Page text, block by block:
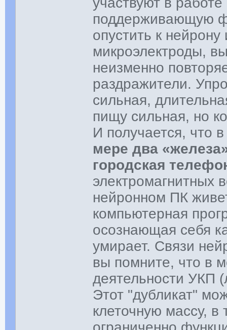
поддерживающую
опустить к
микроэлектроды,
неизменно
раздражители.
сильная,
пищу сильная, но
И получается, что
мере два
городская
электромагнитных
нейронном ПК
компьютерная
осознающая себя
умирает. Связи
вы помните, что в
деятельности УКП
Этот "дубликат"
клеточную массу, в